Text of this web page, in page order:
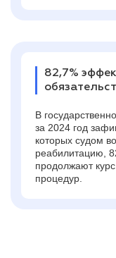
82,7%
В
за 2024 год
которых судом
реабилитацию,
продолжают
процедур.